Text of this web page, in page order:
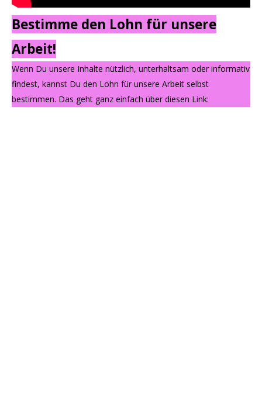
Bestimme den Lohn für unsere
Arbeit!
Wenn Du unsere Inhalte nützlich, unterhaltsam oder informativ
findest, kannst Du den Lohn für unsere Arbeit selbst
bestimmen. Das geht ganz einfach über diesen Link: